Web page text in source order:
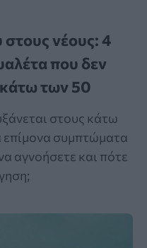
στους νέους: 4
που δεν
κάτω των 50
στους κάτω
συμπτώματα
αγνοήσετε και πότε